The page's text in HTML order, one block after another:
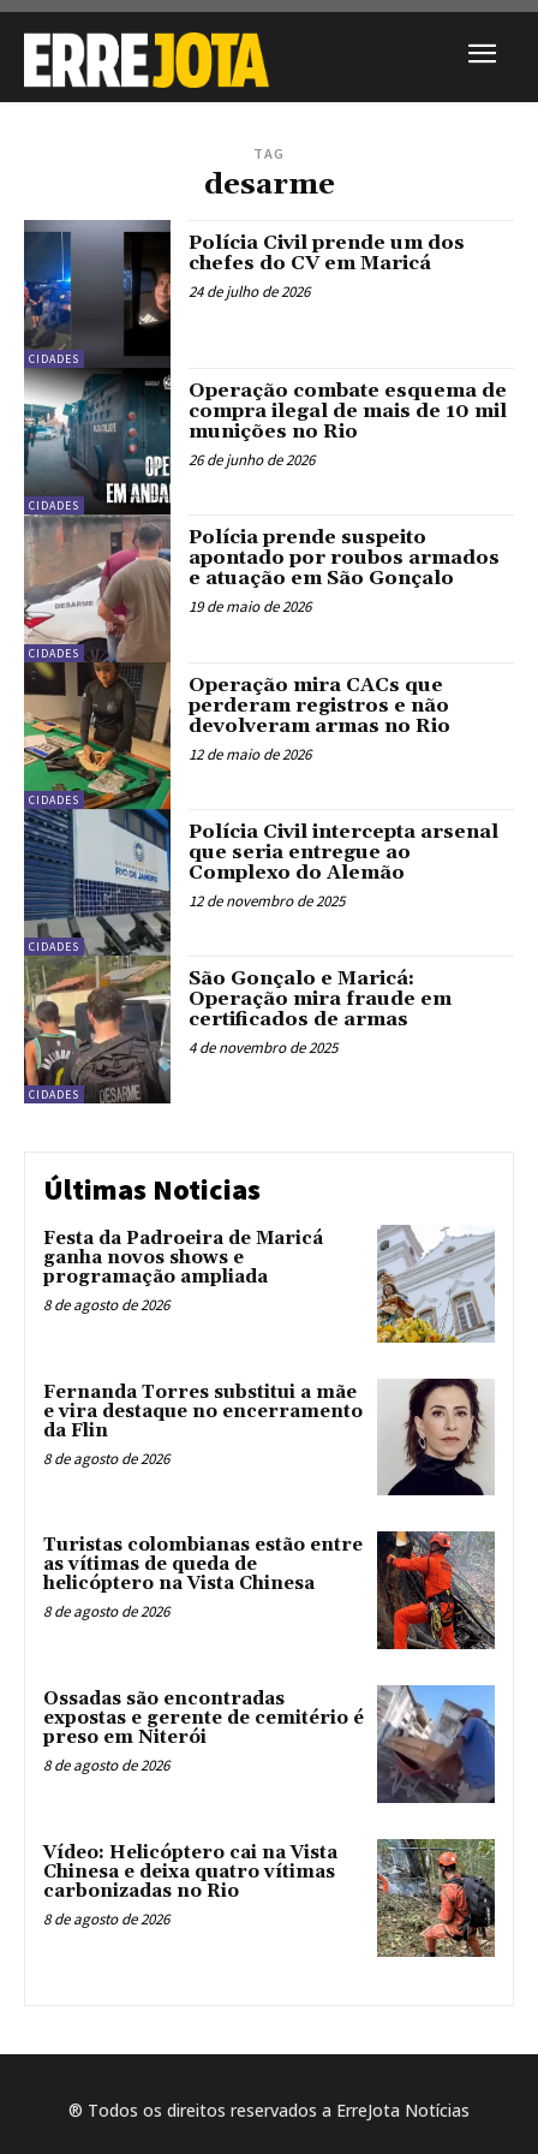
TAG
desarme
CIDADES
Polícia Civil prende um dos
chefes do CV em Maricá
24 de julho de 2026
CIDADES
Operação combate esquema de
compra ilegal de mais de 10 mil
munições no Rio
26 de junho de 2026
CIDADES
Polícia prende suspeito
apontado por roubos armados
e atuação em São Gonçalo
19 de maio de 2026
CIDADES
Operação mira CACs que
perderam registros e não
devolveram armas no Rio
12 de maio de 2026
CIDADES
Polícia Civil intercepta arsenal
que seria entregue ao
Complexo do Alemão
12 de novembro de 2025
CIDADES
São Gonçalo e Maricá:
Operação mira fraude em
certificados de armas
4 de novembro de 2025
Últimas Noticias
Festa da Padroeira de Maricá
ganha novos shows e
programação ampliada
8 de agosto de 2026
Fernanda Torres substitui a mãe
e vira destaque no encerramento
da Flin
8 de agosto de 2026
Turistas colombianas estão entre
as vítimas de queda de
helicóptero na Vista Chinesa
8 de agosto de 2026
Ossadas são encontradas
expostas e gerente de cemitério é
preso em Niterói
8 de agosto de 2026
Vídeo: Helicóptero cai na Vista
Chinesa e deixa quatro vítimas
carbonizadas no Rio
8 de agosto de 2026
® Todos os direitos reservados a ErreJota Notícias